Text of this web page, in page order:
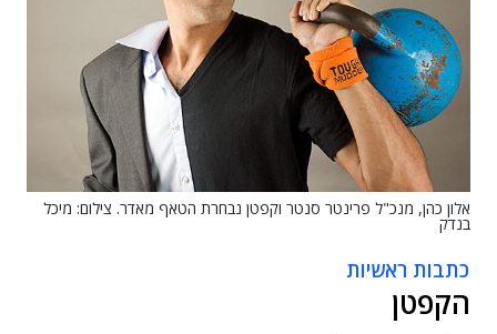
אלון כהן, מנכ"ל פרינטר סנטר וקפטן נבחרת הטאף מאדר. צילום: מיכל
בנדק
כתבות ראשיות
הקפטן